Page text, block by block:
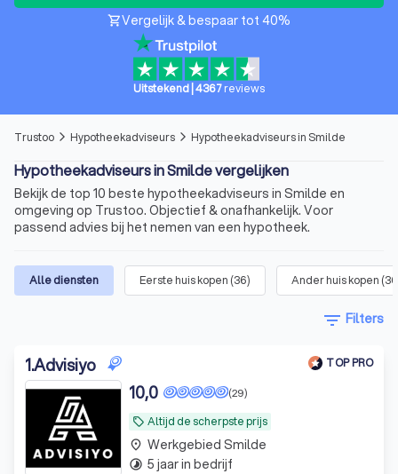
shopping_cartVergelijk & bespaar tot 40%
Uitstekend 4367reviews
Trustoo arrow_forward_ios Hypotheekadviseurs arrow_forward_ios Hypotheekadviseurs in Smilde
Hypotheekadviseurs in Smilde vergelijken
Bekijk de top 10 beste hypotheekadviseurs in Smilde en
omgeving op Trustoo. Objectief & onafhankelijk. Voor
passend advies bij het nemen van een hypotheek.
Alle diensten Eerste huis kopen (36) Ander huis kopen (36
filter_list Filters
1.Advisiyo TOP PRO
local_offer Altijd de scherpste prijs
(29)
10,0
place Werkgebied Smilde
timelapse 5 jaar in bedrijf